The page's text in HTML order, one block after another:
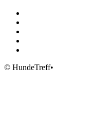
© HundeTreff•